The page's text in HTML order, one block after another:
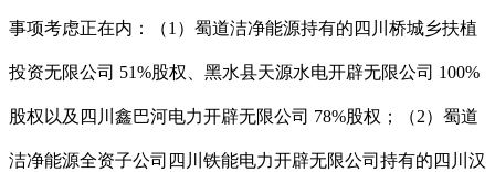
事项考虑正在内：（1）蜀道洁净能源持有的四川桥城乡扶植
投资无限公司 51%股权、黑水县天源水电开辟无限公司 100%
股权以及四川鑫巴河电力开辟无限公司 78%股权；（2）蜀道
洁净能源全资子公司四川铁能电力开辟无限公司持有的四川汉